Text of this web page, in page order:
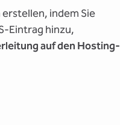
indem Sie
Eintrag hinzu,
auf den Hosting-